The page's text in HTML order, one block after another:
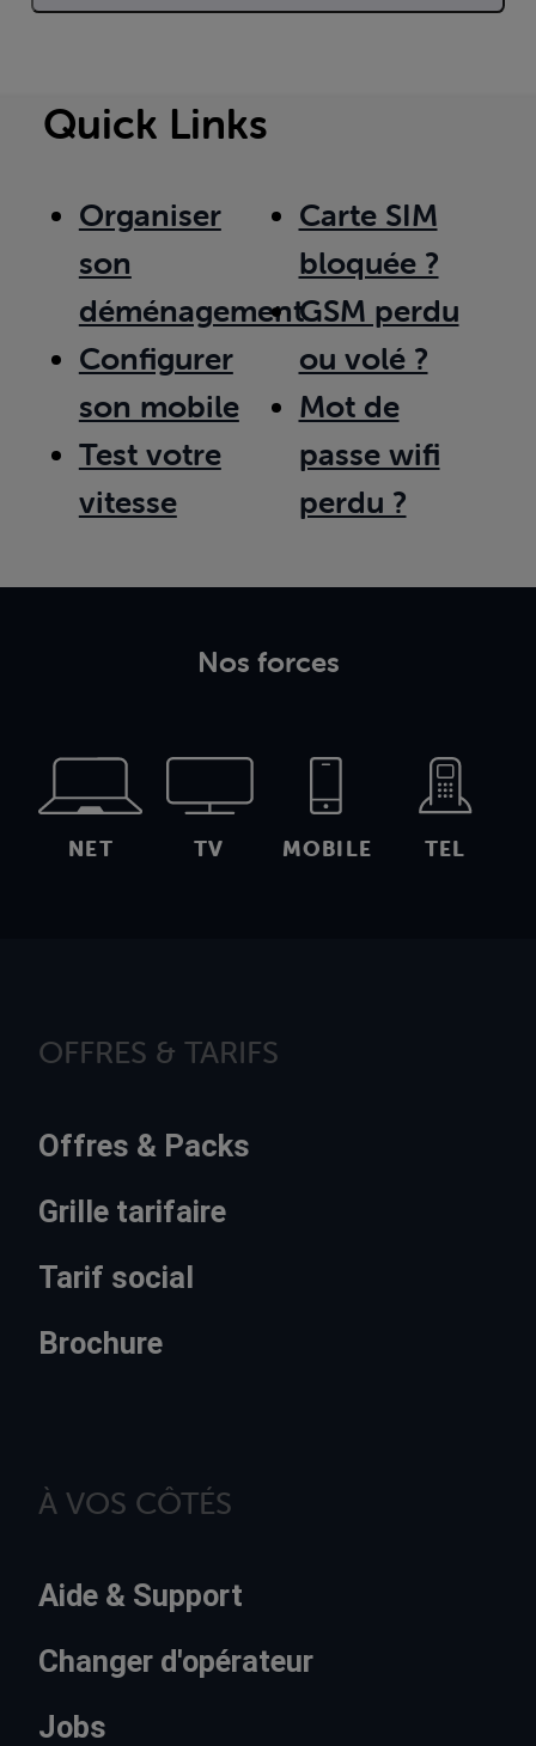
Quick Links
Organiser
son
déménagement
Configurer
son mobile
Test votre
vitesse
Carte SIM
bloquée ?
GSM perdu
ou volé ?
Mot de
passe wifi
perdu ?
Nos forces
NET TV MOBILE TEL
OFFRES & TARIFS
Offres & Packs
Grille tarifaire
Tarif social
Brochure
À VOS CÔTÉS
Aide & Support
Changer d'opérateur
Jobs